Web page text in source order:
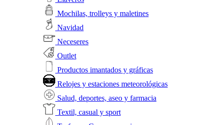
Mochilas, trolleys y maletines
Navidad
Neceseres
Outlet
Productos imantados y gráficas
Relojes y estaciones meteorológicas
Salud, deportes, aseo y farmacia
Textil, casual y sport